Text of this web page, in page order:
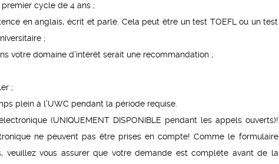
cycle de 4 ans ;
en anglais, écrit et parlé. Cela peut être un test TOEFL ou un test
;
votre domaine d’intérêt serait une recommandation ;
;
plein à l’UWC pendant la période requise.
(UNIQUEMENT DISPONIBLE pendant les appels ouverts)!
ne peuvent pas être prises en compte! Comme le formulaire
veuillez vous assurer que votre demande est complète avant de la